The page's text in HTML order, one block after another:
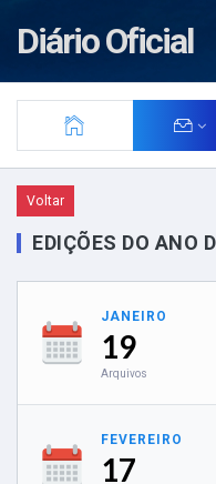
Diário Oficial
Voltar
EDIÇÕES DO ANO
JANEIRO
19
Arquivos
FEVEREIRO
17